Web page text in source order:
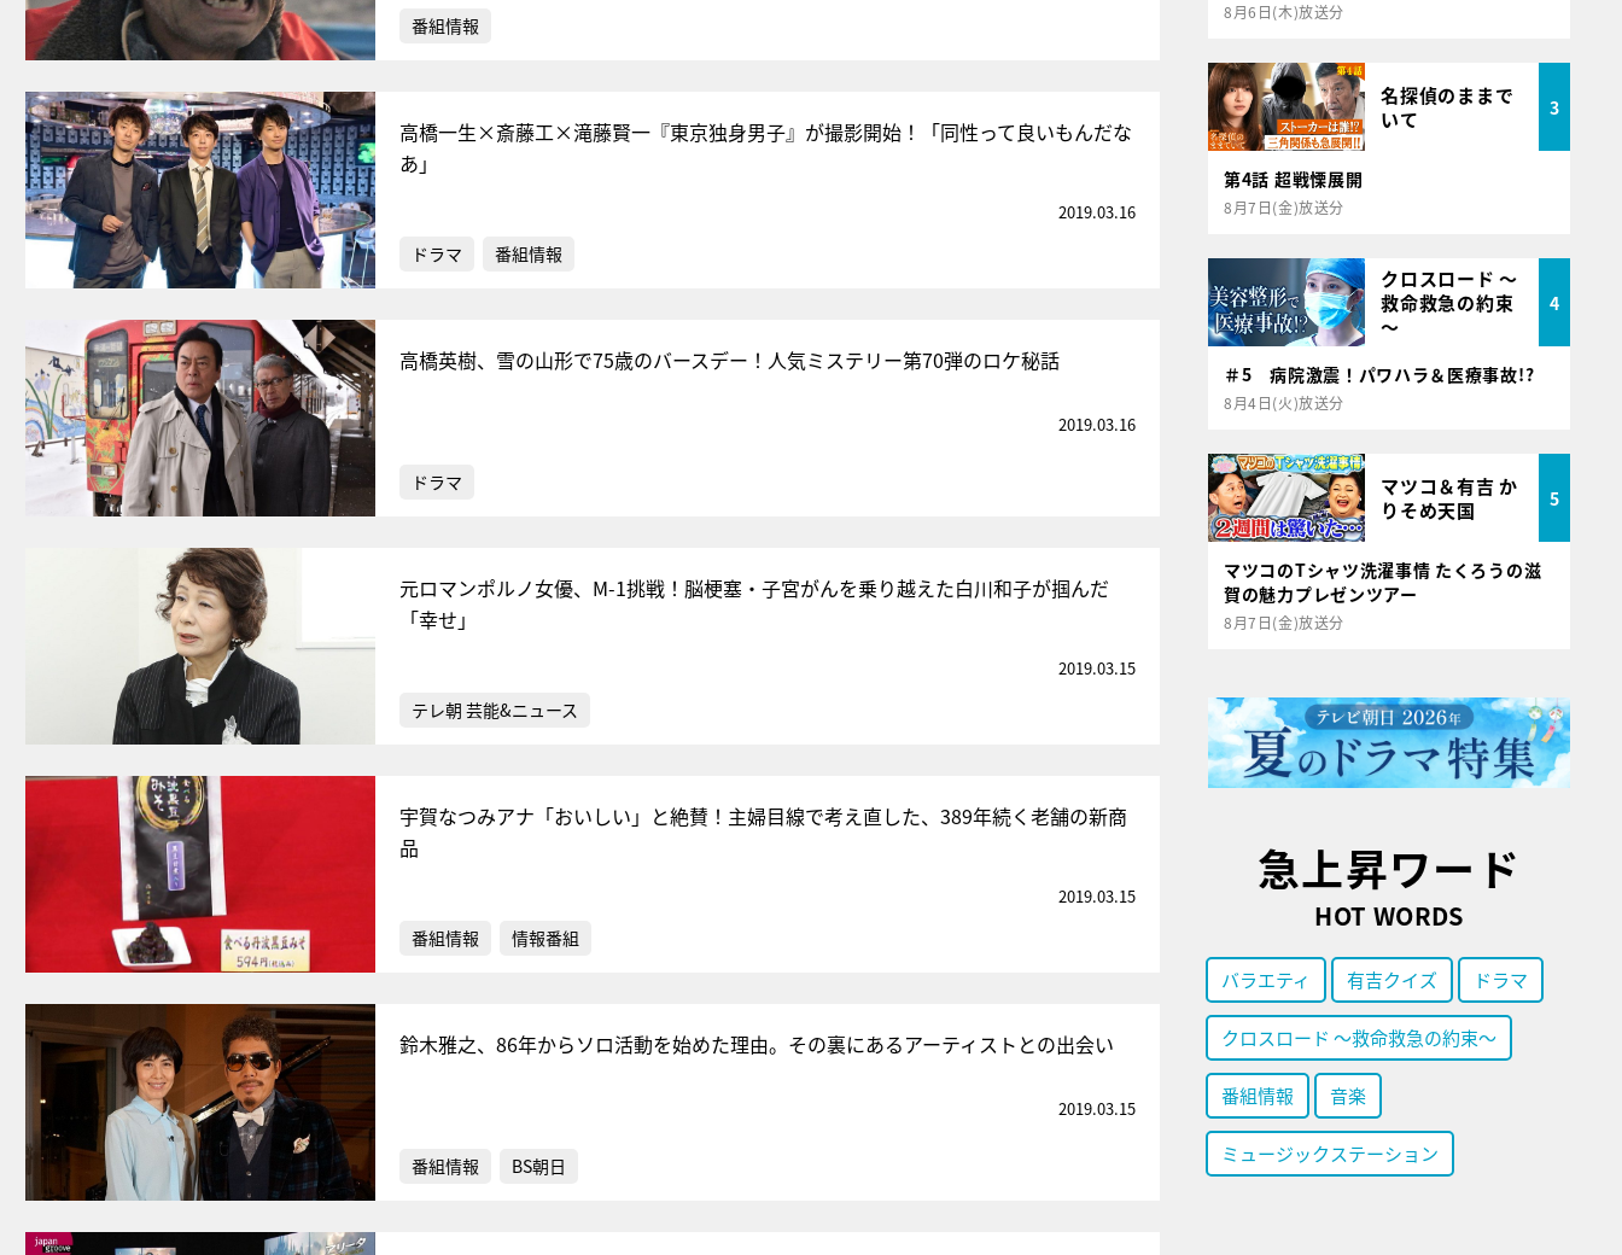
番組情報
高橋一生×斎藤工×滝藤賢一『東京独身男子』が撮影開始！「同性って良いもんだな
あ」
2019.03.16
ドラマ 番組情報
高橋英樹、雪の山形で75歳のバースデー！人気ミステリー第70弾のロケ秘話
2019.03.16
ドラマ
元ロマンポルノ女優、M-1挑戦！脳梗塞・子宮がんを乗り越えた白川和子が掴んだ
「幸せ」
2019.03.15
テレ朝 芸能&ニュース
宇賀なつみアナ「おいしい」と絶賛！主婦目線で考え直した、389年続く老舗の新商
品
2019.03.15
番組情報 情報番組
鈴木雅之、86年からソロ活動を始めた理由。その裏にあるアーティストとの出会い
2019.03.15
番組情報 BS朝日
8月6日(木)放送分
名探偵のままで
いて
3
第4話 超戦慄展開
8月7日(金)放送分
クロスロード ～
救命救急の約束
～
4
＃5 病院激震！パワハラ＆医療事故!?
8月4日(火)放送分
マツコ＆有吉 か
りそめ天国
5
マツコのTシャツ洗濯事情 たくろうの滋
賀の魅力プレゼンツアー
8月7日(金)放送分
急上昇ワード
HOT WORDS
バラエティ 有吉クイズ ドラマ
クロスロード ～救命救急の約束～
番組情報 音楽
ミュージックステーション